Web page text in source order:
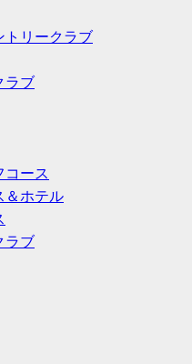
トリークラブ
ラブ
コース
＆ホテル
ラブ